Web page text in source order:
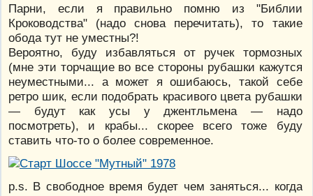
Парни, если я правильно помню из "Библии
Кроководства" (надо снова перечитать), то такие
обода тут не уместны?!
Вероятно, буду избавляться от ручек тормозных
(мне эти торчащие во все стороны рубашки кажутся
неуместными... а может я ошибаюсь, такой себе
ретро шик, если подобрать красивого цвета рубашки
— будут как усы у джентльмена — надо
посмотреть), и крабы... скорее всего тоже буду
ставить что-то о более современное.
p.s. В свободное время будет чем заняться... когда